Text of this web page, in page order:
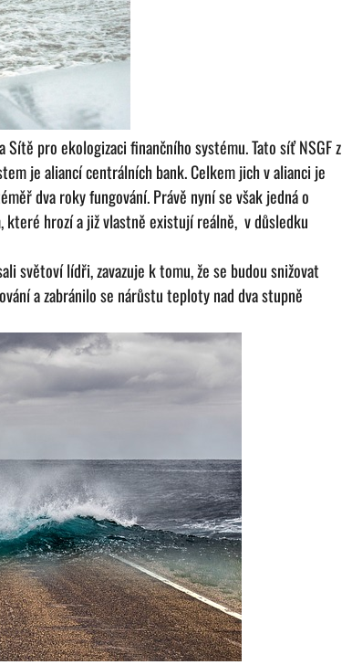
pro ekologizaci finančního systému. Tato síť NSGF z
je aliancí centrálních bank. Celkem jich v alianci je
dva roky fungování. Právě nyní se však jedná o
hrozí a již vlastně existují reálně, v důsledku
světoví lídři, zavazuje k tomu, že se budou snižovat
a zabránilo se nárůstu teploty nad dva stupně